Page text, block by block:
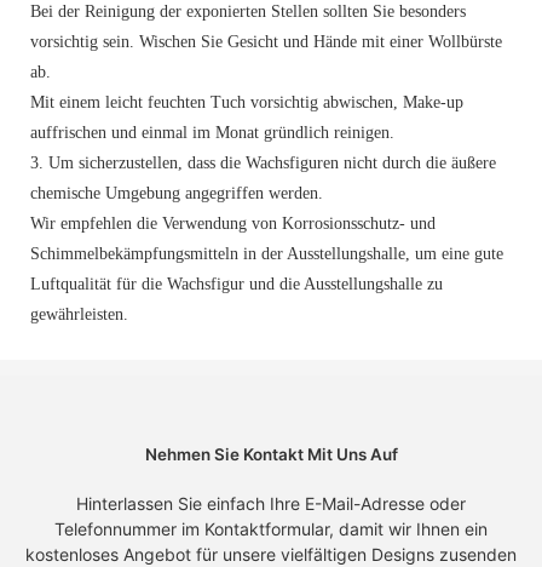
Bei der Reinigung der exponierten Stellen sollten Sie besonders
vorsichtig sein. Wischen Sie Gesicht und Hände mit einer Wollbürste
ab.
Mit einem leicht feuchten Tuch vorsichtig abwischen, Make-up
auffrischen und einmal im Monat gründlich reinigen.
3. Um sicherzustellen, dass die Wachsfiguren nicht durch die äußere
chemische Umgebung angegriffen werden.
Wir empfehlen die Verwendung von Korrosionsschutz- und
Schimmelbekämpfungsmitteln in der Ausstellungshalle, um eine gute
Luftqualität für die Wachsfigur und die Ausstellungshalle zu
gewährleisten.
Nehmen Sie Kontakt Mit Uns Auf
Hinterlassen Sie einfach Ihre E-Mail-Adresse oder
Telefonnummer im Kontaktformular, damit wir Ihnen ein
kostenloses Angebot für unsere vielfältigen Designs zusenden